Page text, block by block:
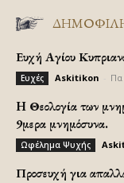
Ευχή Αγίου
Ευχές Askitikon Πα
H Θεολογία των
9μερα μνημόσυνα.
Ωφέλημα Ψυχής
Προσευχή για